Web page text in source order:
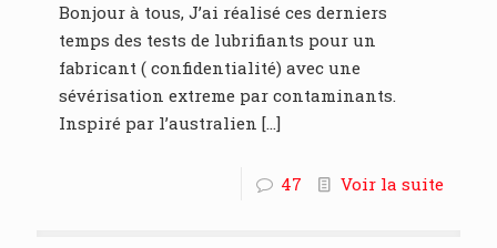
Bonjour à tous, J’ai réalisé ces derniers
temps des tests de lubrifiants pour un
fabricant ( confidentialité) avec une
sévérisation extreme par contaminants.
Inspiré par l’australien […]
47 Voir la suite